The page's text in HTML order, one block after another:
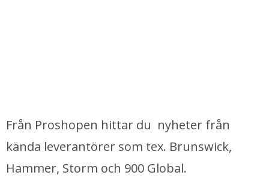
Från Proshopen hittar du nyheter från
kända leverantörer som tex. Brunswick,
Hammer, Storm och 900 Global.